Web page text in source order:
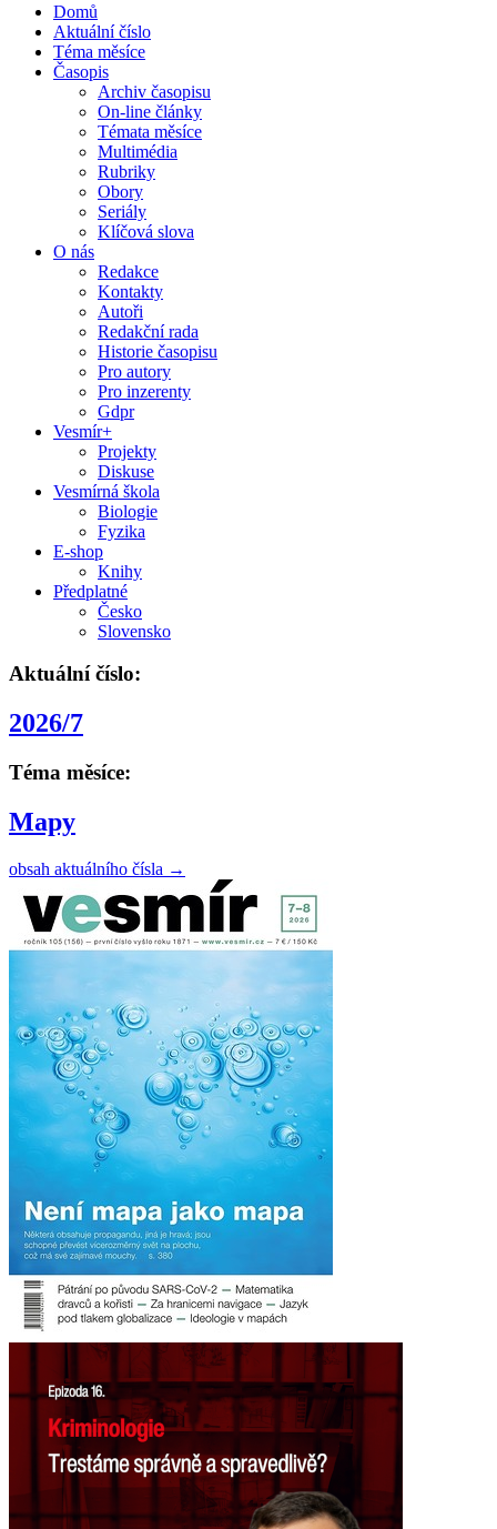
Domů
Aktuální číslo
Téma měsíce
Časopis
Archiv časopisu
On-line články
Témata měsíce
Multimédia
Rubriky
Obory
Seriály
Klíčová slova
O nás
Redakce
Kontakty
Autoři
Redakční rada
Historie časopisu
Pro autory
Pro inzerenty
Gdpr
Vesmír+
Projekty
Diskuse
Vesmírná škola
Biologie
Fyzika
E-shop
Knihy
Předplatné
Česko
Slovensko
Aktuální číslo:
2026/7
Téma měsíce:
Mapy
obsah aktuálního čísla →